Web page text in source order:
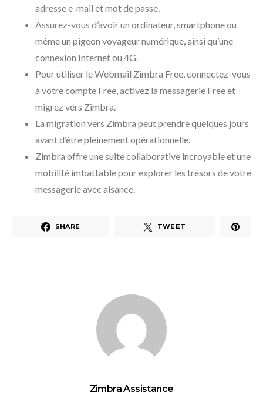
adresse e-mail et mot de passe.
Assurez-vous d’avoir un ordinateur, smartphone ou
même un pigeon voyageur numérique, ainsi qu’une
connexion Internet ou 4G.
Pour utiliser le Webmail Zimbra Free, connectez-vous
à votre compte Free, activez la messagerie Free et
migrez vers Zimbra.
La migration vers Zimbra peut prendre quelques jours
avant d’être pleinement opérationnelle.
Zimbra offre une suite collaborative incroyable et une
mobilité imbattable pour explorer les trésors de votre
messagerie avec aisance.
SHARE TWEET
Zimbra Assistance